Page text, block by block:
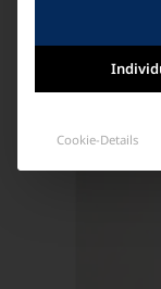
Ähnliche
Cookie-Details